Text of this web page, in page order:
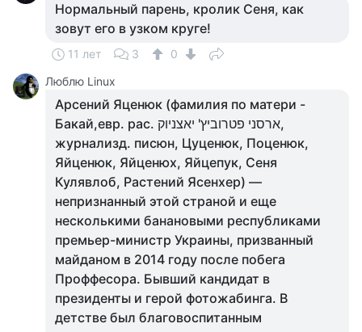
Нормальный парень, кролик Сеня, как
зовут его в узком круге!
11 лет 3
0
Люблю Linux
Арсений Яценюк (фамилия по матери -
Бакай,евр. рас. ארסני פטרוביץ' יאצניוק,
журнализд. писюн, Цуценюк, Поценюк,
Яйценюк, Яйценюх, Яйцепук, Сеня
Кулявлоб, Растений Ясенхер) —
непризнанный этой страной и еще
несколькими банановыми республиками
премьер-министр Украины, призванный
майданом в 2014 году после побега
Проффесора. Бывший кандидат в
президенты и герой фотожабинга. В
детстве был благовоспитанным